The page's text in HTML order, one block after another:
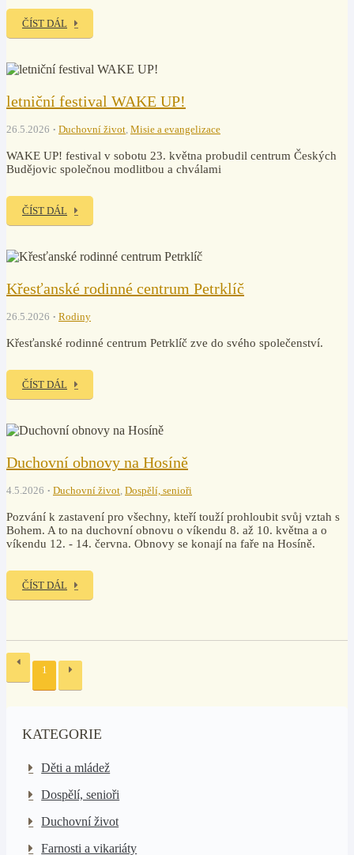
ČÍST DÁL
letniční festival WAKE UP!
26.5.2026 Duchovní život, Misie a evangelizace
WAKE UP! festival v sobotu 23. května probudil centrum Českých
Budějovic společnou modlitbou a chválami
ČÍST DÁL
Křesťanské rodinné centrum Petrklíč
26.5.2026 Rodiny
Křesťanské rodinné centrum Petrklíč zve do svého společenství.
ČÍST DÁL
Duchovní obnovy na Hosíně
4.5.2026 Duchovní život, Dospělí, senioři
Pozvání k zastavení pro všechny, kteří touží prohloubit svůj vztah s
Bohem. A to na duchovní obnovu o víkendu 8. až 10. května a o
víkendu 12. - 14. června. Obnovy se konají na faře na Hosíně.
ČÍST DÁL
1
KATEGORIE
Děti a mládež
Dospělí, senioři
Duchovní život
Farnosti a vikariáty